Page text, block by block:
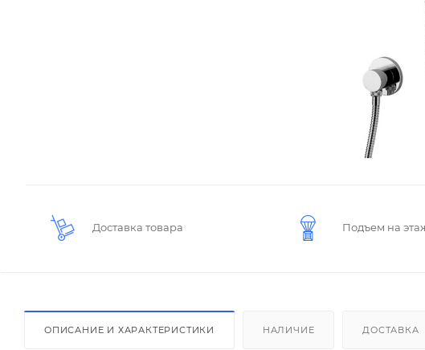
Доставка товара Подъем на
ОПИСАНИЕ И ХАРАКТЕРИСТИКИ НАЛИЧИЕ ДОСТАВКА